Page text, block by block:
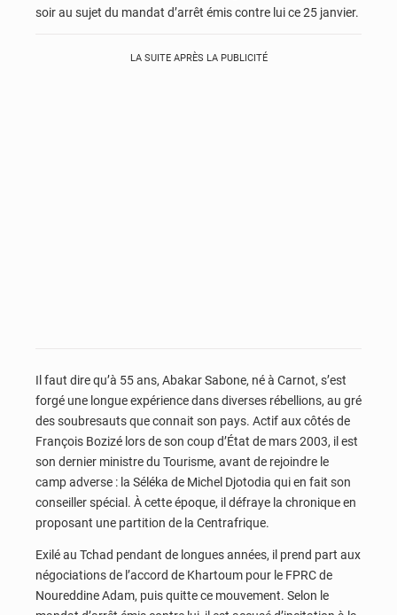
soir au sujet du mandat d’arrêt émis contre lui ce 25 janvier.
LA SUITE APRÈS LA PUBLICITÉ
Il faut dire qu’à 55 ans, Abakar Sabone, né à Carnot, s’est
forgé une longue expérience dans diverses rébellions, au gré
des soubresauts que connait son pays. Actif aux côtés de
François Bozizé lors de son coup d’État de mars 2003, il est
son dernier ministre du Tourisme, avant de rejoindre le
camp adverse : la Séléka de Michel Djotodia qui en fait son
conseiller spécial. À cette époque, il défraye la chronique en
proposant une partition de la Centrafrique.
Exilé au Tchad pendant de longues années, il prend part aux
négociations de l’accord de Khartoum pour le FPRC de
Noureddine Adam, puis quitte ce mouvement. Selon le